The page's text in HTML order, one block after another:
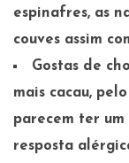
espinafres, as
couves assim
Gostas de
mais cacau,
parecem ter
resposta